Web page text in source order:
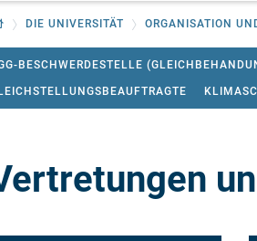
Zurück zur Startseite
DIE UNIVERSITÄT ORGANISATION
BESCHWERDESTELLE